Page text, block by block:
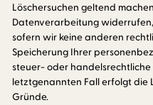
Löschersuchen geltend
Datenverarbeitung
sofern wir keine anderen
Speicherung Ihrer
steuer- oder
letztgenannten Fall erfolgt die
Gründe.